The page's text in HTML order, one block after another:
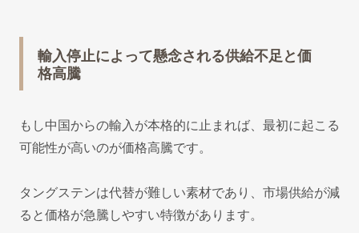
輸入停止によって懸念される供給不足と価
格高騰
もし中国からの輸入が本格的に止まれば、最初に起こる
可能性が高いのが価格高騰です。
タングステンは代替が難しい素材であり、市場供給が減
ると価格が急騰しやすい特徴があります。